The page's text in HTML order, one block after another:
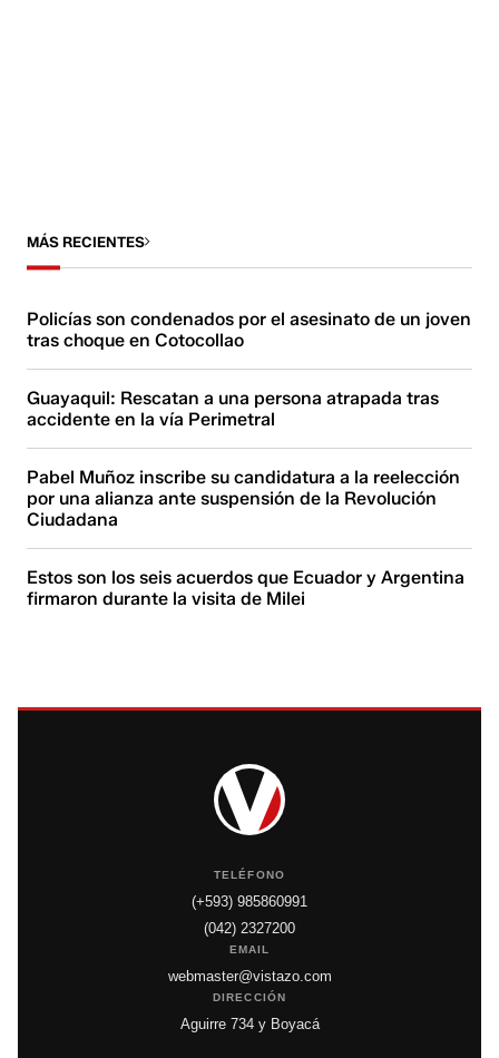
MÁS RECIENTES
Policías son condenados por el asesinato de un joven
tras choque en Cotocollao
Guayaquil: Rescatan a una persona atrapada tras
accidente en la vía Perimetral
Pabel Muñoz inscribe su candidatura a la reelección
por una alianza ante suspensión de la Revolución
Ciudadana
Estos son los seis acuerdos que Ecuador y Argentina
firmaron durante la visita de Milei
TELÉFONO
(+593) 985860991
(042) 2327200
EMAIL
webmaster@vistazo.com
DIRECCIÓN
Aguirre 734 y Boyacá